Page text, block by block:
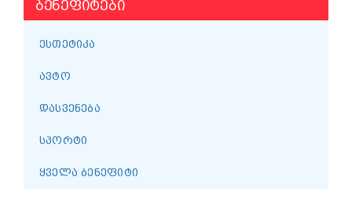
ᲑᲔᲜᲔᲤᲘᲢᲔᲑᲘ
ᲔᲡᲗᲔᲢᲘᲙᲐ
ᲐᲕᲢᲝ
ᲓᲐᲡᲕᲔᲜᲔᲑᲐ
ᲡᲞᲝᲠᲢᲘ
ᲧᲕᲔᲚᲐ ᲑᲔᲜᲔᲤᲘᲢᲘ